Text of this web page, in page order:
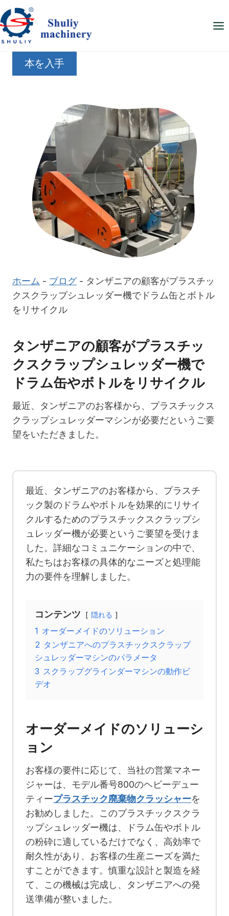
容
を
本を入手
ホーム - ブログ- タンザニアの顧客がプラスチッ
クスクラップシュレッダー機でドラム缶とボトル
をリサイクル
タンザニアの顧客がプラスチッ
クスクラップシュレッダー機で
ドラム缶やボトルをリサイクル
最近、タンザニアのお客様から、プラスチックス
クラップシュレッダーマシンが必要だというご要
望をいただきました。
最近、タンザニアのお客様から、プラスチ
ック製のドラムやボトルを効果的にリサイ
クルするためのプラスチックスクラップシ
ュレッダー機が必要というご要望を受けま
した。詳細なコミュニケーションの中で、
私たちはお客様の具体的なニーズと処理能
力の要件を理解しました。
コンテンツ 隠れる
1 オーダーメイドのソリューション
2 タンザニアへのプラスチックスクラップ
シュレッダーマシンのパラメータ
3 スクラップグラインダーマシンの動作ビ
デオ
オーダーメイドのソリューシ
ョン
お客様の要件に応じて、当社の営業マネー
ジャーは、モデル番号800のヘビーデュー
ティープラスチック廃棄物クラッシャーを
お勧めしました。このプラスチックスクラ
ップシュレッダー機は、ドラム缶やボトル
の粉砕に適しているだけでなく、高効率で
耐久性があり、お客様の生産ニーズを満た
すことができます。慎重な設計と製造を経
て、この機械は完成し、タンザニアへの発
送準備が整いました。